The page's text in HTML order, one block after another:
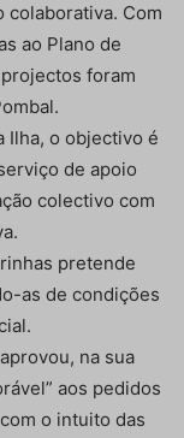
colaborativa. Com
ao Plano de
foram
Ilha, o objectivo é
de apoio
colectivo com
pretende
as de condições
na sua
aos pedidos
o intuito das